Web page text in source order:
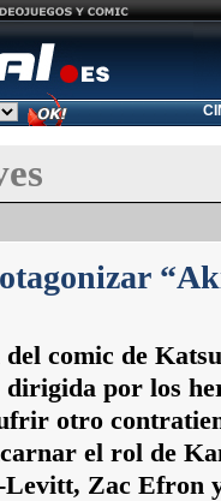
comic de
dirigida por los
otro
el rol de
Zac Efron